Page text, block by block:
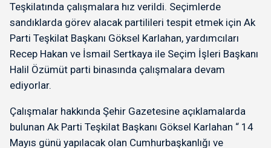
Teşkilatında çalışmalara hız verildi. Seçimlerde
sandıklarda görev alacak partilileri tespit etmek için Ak
Parti Teşkilat Başkanı Göksel Karlahan, yardımcıları
Recep Hakan ve İsmail Sertkaya ile Seçim İşleri Başkanı
Halil Özümüt parti binasında çalışmalara devam
ediyorlar.
Çalışmalar hakkında Şehir Gazetesine açıklamalarda
bulunan Ak Parti Teşkilat Başkanı Göksel Karlahan “ 14
Mayıs günü yapılacak olan Cumhurbaşkanlığı ve